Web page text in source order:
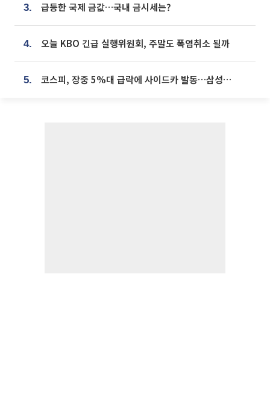
3. 급등한 국제 금값…국내 금시세는?
4. 오늘 KBO 긴급 실행위원회, 주말도 폭염취소 될까
5. 코스피, 장중 5%대 급락에 사이드카 발동…삼성·SK 동반 폭락